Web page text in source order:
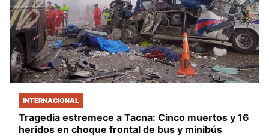
INTERNACIONAL
Tragedia estremece a Tacna: Cinco muertos y 16
heridos en choque frontal de bus y minibús